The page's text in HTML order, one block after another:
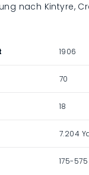
nach Kintyre,
1906
70
18
7.204
175-575